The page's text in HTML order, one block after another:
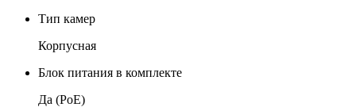
Тип камер
Корпусная
Блок питания в комплекте
Да (PoE)